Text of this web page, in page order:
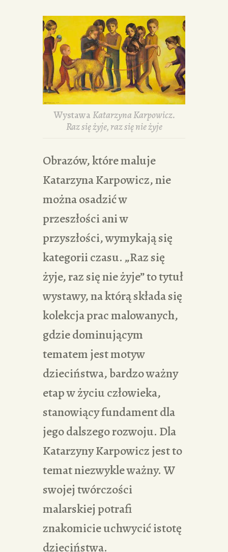
WystawaKatarzyna Karpowicz.
Raz się żyje, raz się nie żyje
Obrazów, które maluje
Katarzyna Karpowicz, nie
można osadzić w
przeszłości ani w
przyszłości, wymykają się
kategorii czasu. „Raz się
żyje, raz się nie żyje” to tytuł
wystawy, na którą składa się
kolekcja prac malowanych,
gdzie dominującym
tematem jest motyw
dzieciństwa, bardzo ważny
etap w życiu człowieka,
stanowiący fundament dla
jego dalszego rozwoju. Dla
Katarzyny Karpowicz jest to
temat niezwykle ważny. W
swojej twórczości
malarskiej potrafi
znakomicie uchwycić istotę
dzieciństwa.